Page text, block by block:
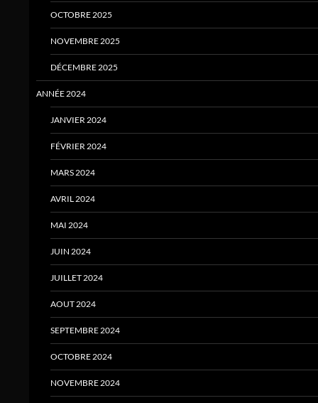
OCTOBRE 2025
NOVEMBRE 2025
DÉCEMBRE 2025
ANNÉE 2024
JANVIER 2024
FÉVRIER 2024
MARS 2024
AVRIL 2024
MAI 2024
JUIN 2024
JUILLET 2024
AOUT 2024
SEPTEMBRE 2024
OCTOBRE 2024
NOVEMBRE 2024